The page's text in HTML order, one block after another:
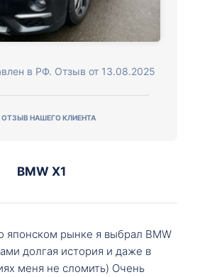
в РФ. Отзыв от 13.08.2025
ОТЗЫВ НАШЕГО КЛИЕНТА
BMW X1
японском рынке я выбрал BMW
долгая история и даже в
меня не сломить) Очень